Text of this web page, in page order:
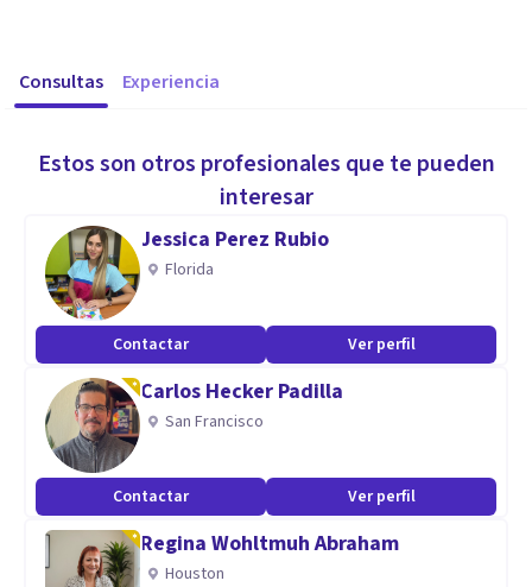
Consultas Experiencia
Estos son otros profesionales que te pueden
interesar
Jessica Perez Rubio
Florida
Contactar Ver perfil
Carlos Hecker Padilla
San Francisco
Contactar Ver perfil
Regina Wohltmuh Abraham
Houston